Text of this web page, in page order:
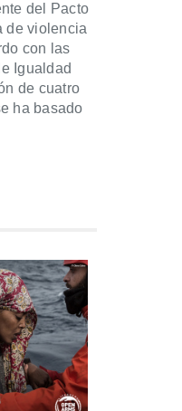
del Pacto
de violencia
con las
Igualdad
de cuatro
ha basado